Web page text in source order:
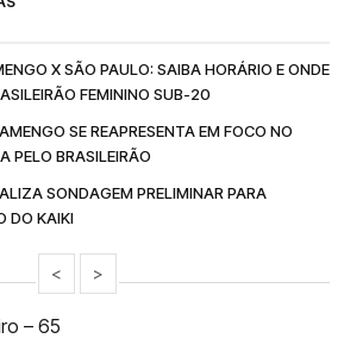
X SÃO PAULO: SAIBA HORÁRIO E ONDE
FEMININO SUB-20
SE REAPRESENTA EM FOCO NO
PELO BRASILEIRÃO
SONDAGEM PRELIMINAR PARA
DO KAIKI
< >
– 65